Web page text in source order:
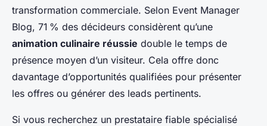
transformation commerciale. Selon Event Manager
Blog, 71 % des décideurs considèrent qu’une
animation culinaire réussie double le temps de
présence moyen d’un visiteur. Cela offre donc
davantage d’opportunités qualifiées pour présenter
les offres ou générer des leads pertinents.
Si vous recherchez un prestataire fiable spécialisé